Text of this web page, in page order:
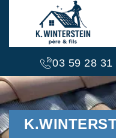
03 59 28 31